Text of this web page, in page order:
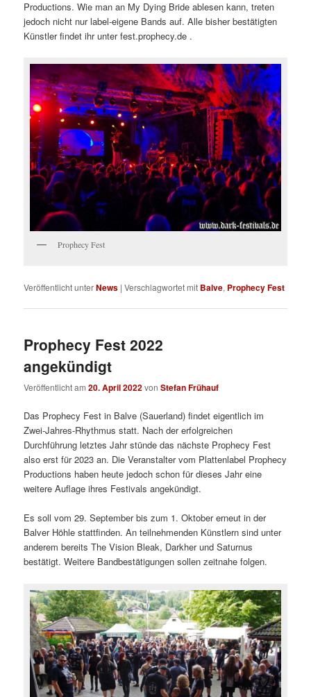
Productions. Wie man an My Dying Bride ablesen kann, treten
jedoch nicht nur label-eigene Bands auf. Alle bisher bestätigten
Künstler findet ihr unter fest.prophecy.de .
Prophecy Fest
Veröffentlicht unterNews |Verschlagwortet mit Balve, Prophecy Fest
Prophecy Fest 2022
angekündigt
Veröffentlicht am20. April 2022vonStefan Frühauf
Das Prophecy Fest in Balve (Sauerland) findet eigentlich im
Zwei-Jahres-Rhythmus statt. Nach der erfolgreichen
Durchführung letztes Jahr stünde das nächste Prophecy Fest
also erst für 2023 an. Die Veranstalter vom Plattenlabel Prophecy
Productions haben heute jedoch schon für dieses Jahr eine
weitere Auflage ihres Festivals angekündigt.
Es soll vom 29. September bis zum 1. Oktober erneut in der
Balver Höhle stattfinden. An teilnehmenden Künstlern sind unter
anderem bereits The Vision Bleak, Darkher und Saturnus
bestätigt. Weitere Bandbestätigungen sollen zeitnahe folgen.